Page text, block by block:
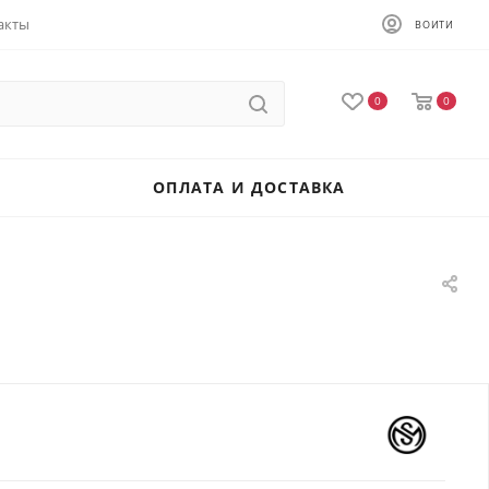
ВОЙТИ
0 0
ОПЛАТА И ДОСТАВКА